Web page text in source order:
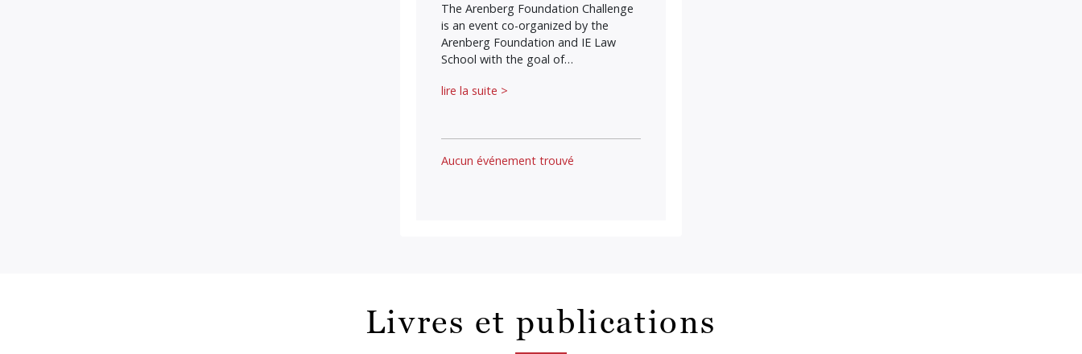
The Arenberg Foundation Challenge
is an event co-organized by the
Arenberg Foundation and IE Law
School with the goal of…
lire la suite >
Aucun événement trouvé
Livres et publications